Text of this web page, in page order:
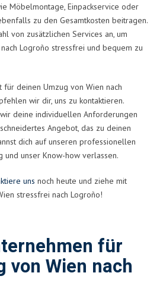
Möbelmontage, Einpackservice oder
zu den Gesamtkosten beitragen.
von zusätzlichen Services an, um
Logroño stressfrei und bequem zu
deinen Umzug von Wien nach
wir dir, uns zu kontaktieren.
deine individuellen Anforderungen
Angebot, das zu deinen
dich auf unseren professionellen
und unser Know-how verlassen.
uns noch heute und ziehe mit
stressfrei nach Logroño!
für
von Wien nach